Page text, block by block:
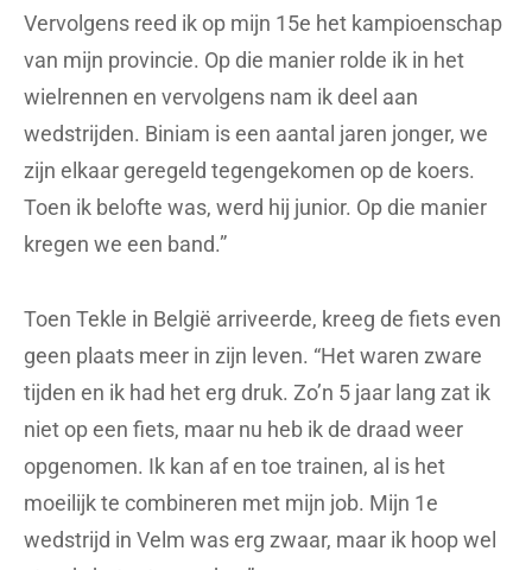
Vervolgens reed ik op mijn 15e het kampioenschap
van mijn provincie. Op die manier rolde ik in het
wielrennen en vervolgens nam ik deel aan
wedstrijden. Biniam is een aantal jaren jonger, we
zijn elkaar geregeld tegengekomen op de koers.
Toen ik belofte was, werd hij junior. Op die manier
kregen we een band.”
Toen Tekle in België arriveerde, kreeg de fiets even
geen plaats meer in zijn leven. “Het waren zware
tijden en ik had het erg druk. Zo’n 5 jaar lang zat ik
niet op een fiets, maar nu heb ik de draad weer
opgenomen. Ik kan af en toe trainen, al is het
moeilijk te combineren met mijn job. Mijn 1e
wedstrijd in Velm was erg zwaar, maar ik hoop wel